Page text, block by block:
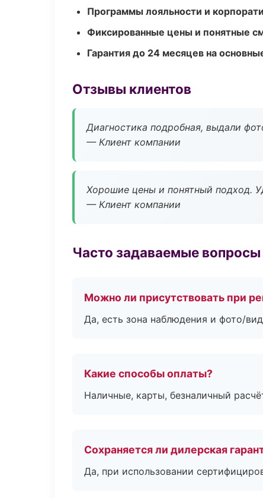
Программы лояльности и
Фиксированные цены и понятные
Гарантия до 24 месяцев на
Отзывы клиентов
Диагностика подробная, выдали
— Клиент компании
Хорошие цены и понятный подход.
— Клиент компании
Часто задаваемые вопросы
Можно ли присутствовать при
Да, есть зона наблюдения и фото/
Какие способы оплаты?
Наличные, карты, безналичный
Сохраняется ли дилерская
Да, при использовании